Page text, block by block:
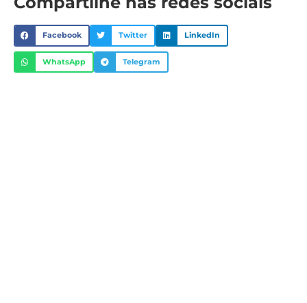
Facebook Twitter LinkedIn
WhatsApp Telegram